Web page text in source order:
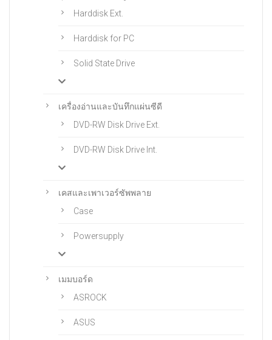
Harddisk Ext.
Harddisk for PC
Solid State Drive
เครื่องอ่านและบันทึกแผ่นซีดี
DVD-RW Disk Drive Ext.
DVD-RW Disk Drive Int.
เคสและเพาเวอร์ซัพพลาย
Case
Powersupply
เมมบอร์ด
ASROCK
ASUS